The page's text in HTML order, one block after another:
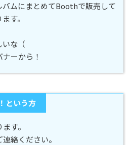
バムにまとめてBoothで販売して
す。
な（
ーから！
という方
す。
絡ください。